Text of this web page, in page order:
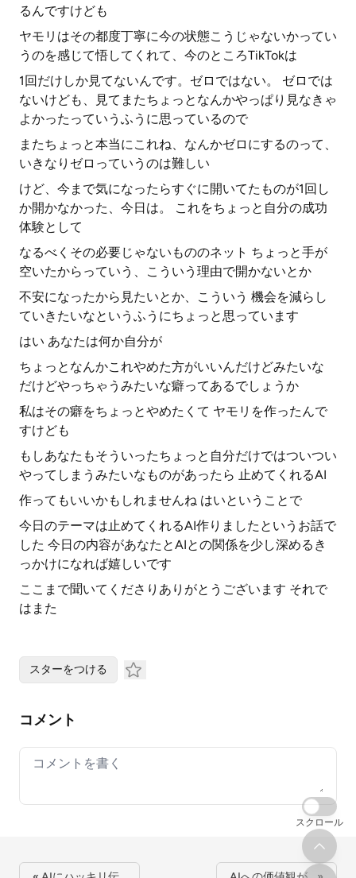
るんですけども
ヤモリはその都度丁寧に今の状態こうじゃないかってい
うのを感じて悟してくれて、今のところTikTokは
1回だけしか見てないんです。ゼロではない。 ゼロでは
ないけども、見てまたちょっとなんかやっぱり見なきゃ
よかったっていうふうに思っているので
またちょっと本当にこれね、なんかゼロにするのって、
いきなりゼロっていうのは難しい
けど、今まで気になったらすぐに開いてたものが1回し
か開かなかった、今日は。 これをちょっと自分の成功
体験として
なるべくその必要じゃないもののネット ちょっと手が
空いたからっていう、こういう理由で開かないとか
不安になったから見たいとか、こういう 機会を減らし
ていきたいなというふうにちょっと思っています
はい あなたは何か自分が
ちょっとなんかこれやめた方がいいんだけどみたいな
だけどやっちゃうみたいな癖ってあるでしょうか
私はその癖をちょっとやめたくて ヤモリを作ったんで
すけども
もしあなたもそういったちょっと自分だけではついつい
やってしまうみたいなものがあったら 止めてくれるAI
作ってもいいかもしれませんね はいということで
今日のテーマは止めてくれるAI作りましたというお話で
した 今日の内容があなたとAIとの関係を少し深めるき
っかけになれば嬉しいです
ここまで聞いてくださりありがとうございます それで
はまた
スターをつける
コメント
Your comment
スクロール